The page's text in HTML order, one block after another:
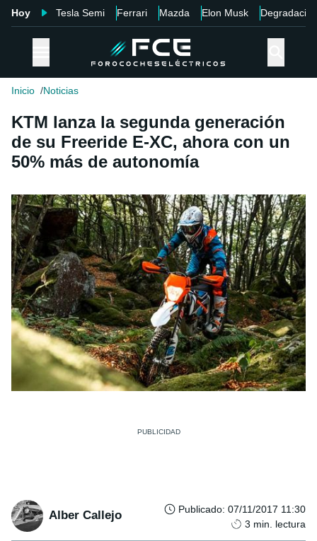
Hoy Tesla Semi Ferrari Mazda Elon Musk Degradación
Inicio Noticias
KTM lanza la segunda generación
de su Freeride E-XC, ahora con un
50% más de autonomía
Alber Callejo Publicado: 07/11/2017 11:30
3 min. lectura